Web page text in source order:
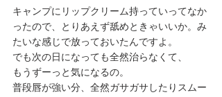
キャンプにリップクリーム持っていってなか
ったので、とりあえず舐めときゃいいか。み
たいな感じで放っておいたんですよ。
でも次の日になっても全然治らなくて、
もうずーっと気になるの。
普段唇が強い分、全然ガサガサしたりスムー